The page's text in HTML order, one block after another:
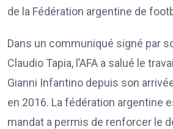
de la Fédération argentine de
Dans un communiqué signé par
Claudio Tapia, l’AFA a salué le
Gianni Infantino depuis son
en 2016. La fédération argentine
mandat a permis de renforcer le